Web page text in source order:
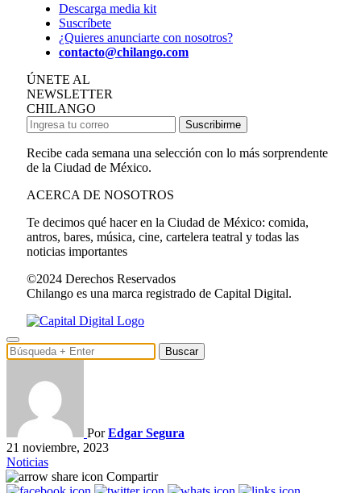
Descarga media kit
Suscríbete
¿Quieres anunciarte con nosotros?
contacto@chilango.com
ÚNETE AL
NEWSLETTER
CHILANGO
Suscribirme
Recibe cada semana una selección con lo más sorprendente
de la Ciudad de México.
ACERCA DE NOSOTROS
Te decimos qué hacer en la Ciudad de México: comida,
antros, bares, música, cine, cartelera teatral y todas las
noticias importantes
©2024 Derechos Reservados
Chilango es una marca registrado de Capital Digital.
Buscar
PorEdgar Segura
21 noviembre, 2023
Noticias
Compartir